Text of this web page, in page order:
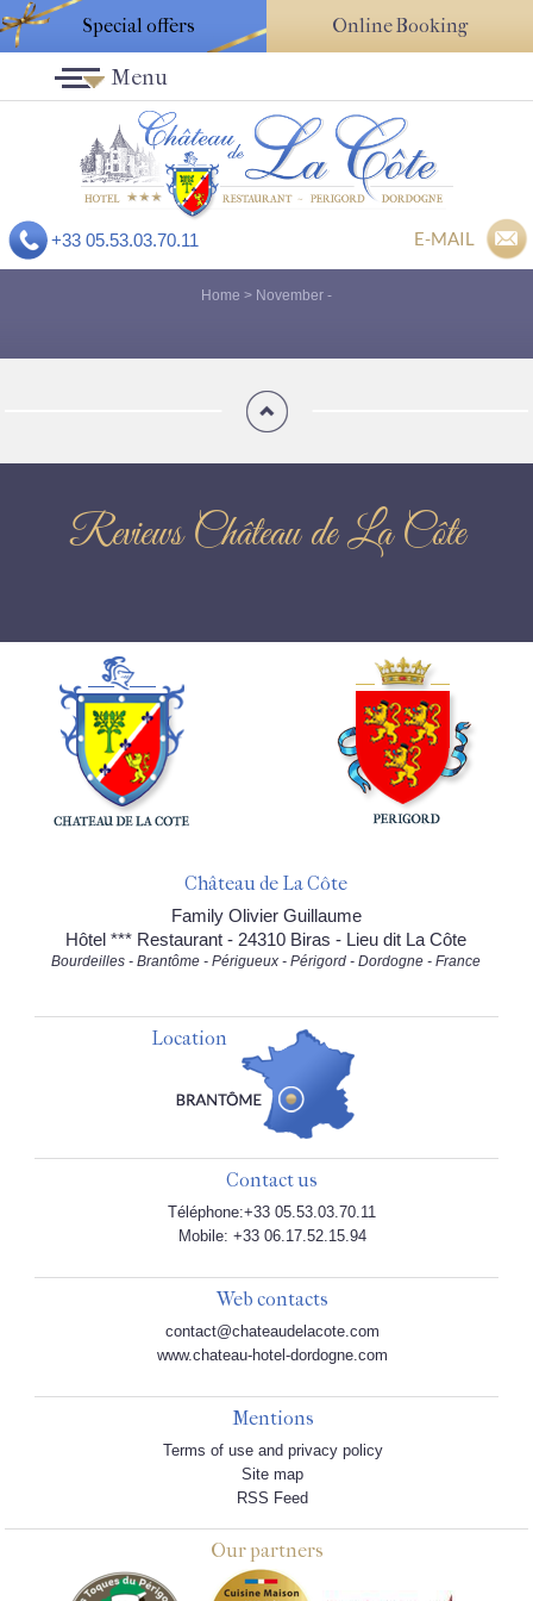
Special offers Online Booking
+33 05.53.03.70.11 E-MAIL
Menu
Home > November -
Reviews Château de La Côte
Château de La Côte
Family Olivier Guillaume
Hôtel *** Restaurant - 24310 Biras - Lieu dit La Côte
Bourdeilles - Brantôme - Périgueux - Périgord - Dordogne - France
Location
Contact us
Téléphone:+33 05.53.03.70.11
Mobile: +33 06.17.52.15.94
Web contacts
contact@chateaudelacote.com
www.chateau-hotel-dordogne.com
Mentions
Terms of use and privacy policy
Site map
RSS Feed
Our partners